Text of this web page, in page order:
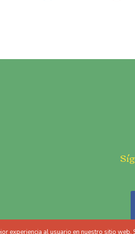
experiencia al usuario en nuestro sitio